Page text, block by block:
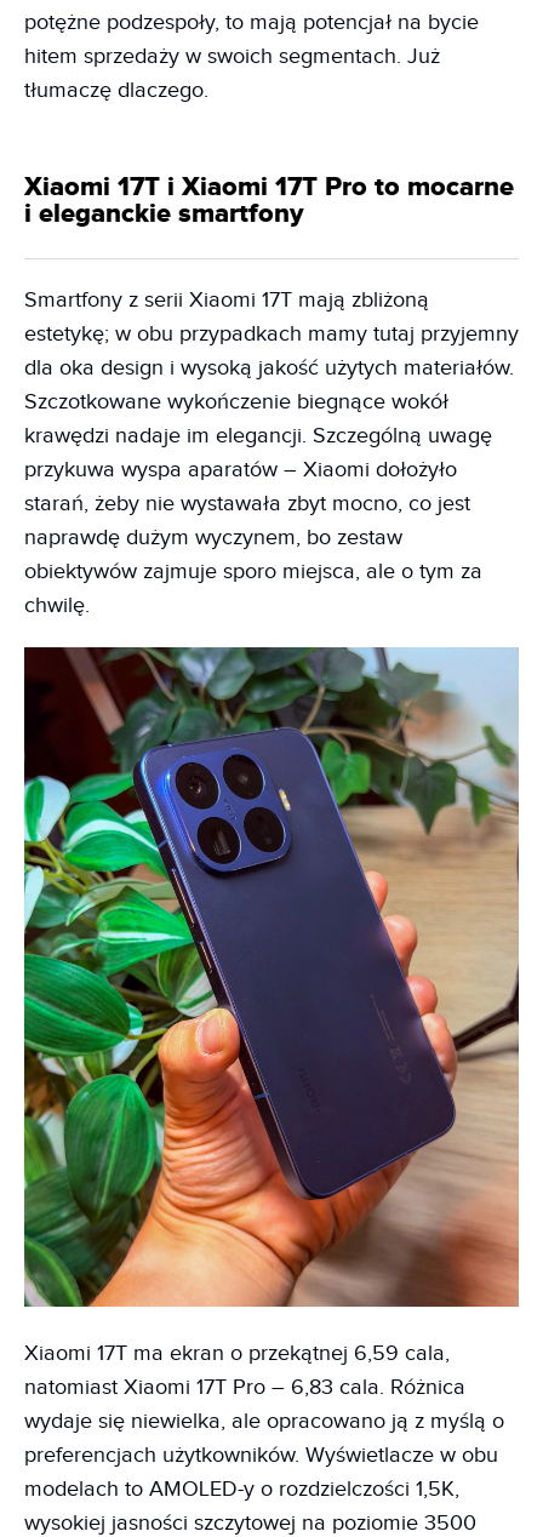
potężne podzespoły, to mają potencjał na bycie
hitem sprzedaży w swoich segmentach. Już
tłumaczę dlaczego.
Xiaomi 17T i Xiaomi 17T Pro to mocarne
i eleganckie smartfony
Smartfony z serii Xiaomi 17T mają zbliżoną
estetykę; w obu przypadkach mamy tutaj przyjemny
dla oka design i wysoką jakość użytych materiałów.
Szczotkowane wykończenie biegnące wokół
krawędzi nadaje im elegancji. Szczególną uwagę
przykuwa wyspa aparatów – Xiaomi dołożyło
starań, żeby nie wystawała zbyt mocno, co jest
naprawdę dużym wyczynem, bo zestaw
obiektywów zajmuje sporo miejsca, ale o tym za
chwilę.
Xiaomi 17T ma ekran o przekątnej 6,59 cala,
natomiast Xiaomi 17T Pro – 6,83 cala. Różnica
wydaje się niewielka, ale opracowano ją z myślą o
preferencjach użytkowników. Wyświetlacze w obu
modelach to AMOLED-y o rozdzielczości 1,5K,
wysokiej jasności szczytowej na poziomie 3500